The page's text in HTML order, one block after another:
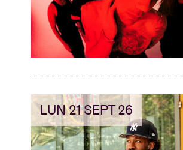
LUN 21 SEPT 26